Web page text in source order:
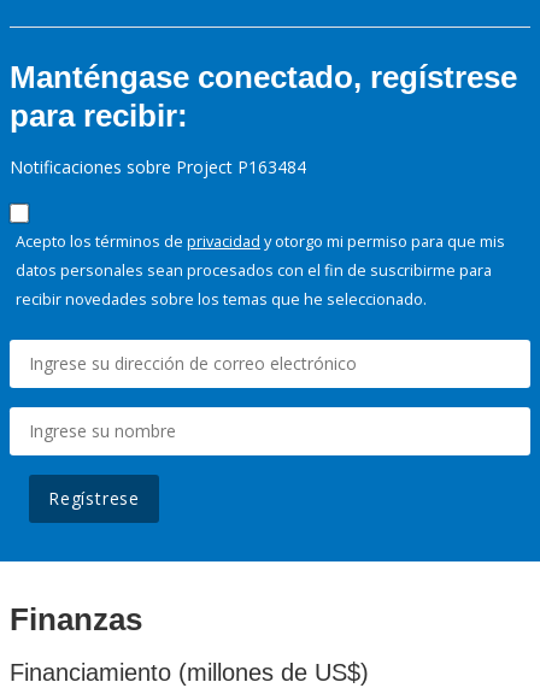
Manténgase conectado, regístrese
para recibir:
Notificaciones sobre Project P163484
Acepto los términos de privacidad y otorgo mi permiso para que mis
datos personales sean procesados con el fin de suscribirme para
recibir novedades sobre los temas que he seleccionado.
Regístrese
Finanzas
Financiamiento (millones de US$)